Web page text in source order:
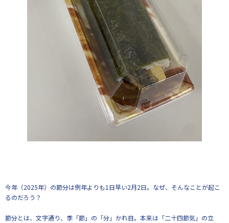
今年（2025年）の節分は例年よりも1日早い2月2日。なぜ、そんなことが起こ
るのだろう？
節分とは、文字通り、季「節」の「分」かれ目。本来は「二十四節気」の立